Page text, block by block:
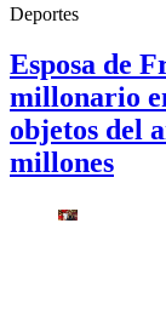
Deportes
Esposa de
millonario
objetos del
millones